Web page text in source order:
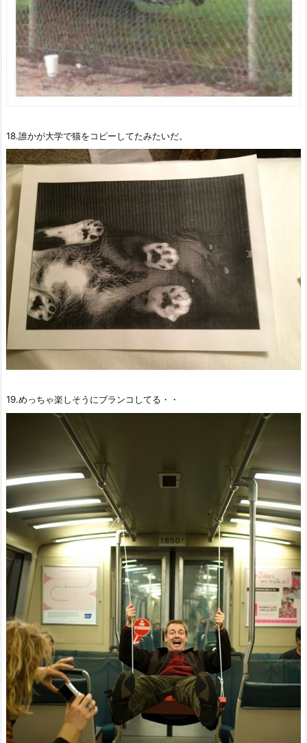
18.誰かが大学で猫をコピーしてたみたいだ。
19.めっちゃ楽しそうにブランコしてる・・